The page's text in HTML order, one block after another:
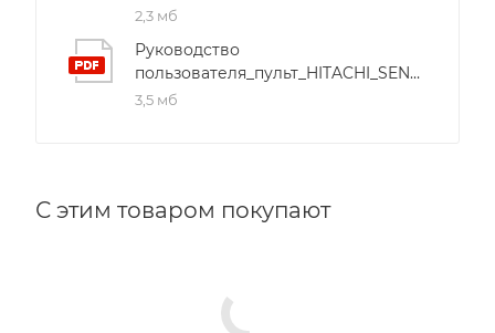
2,3 мб
Руководство
пользователя_пульт_HITACHI_SENDO
3,5 мб
С этим товаром покупают